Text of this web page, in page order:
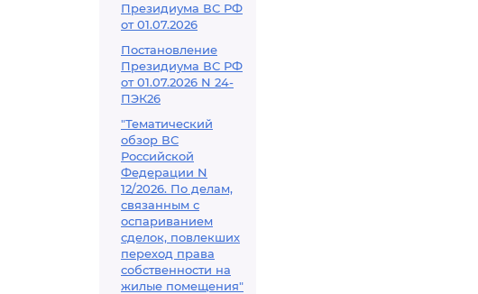
Президиума ВС РФ
от 01.07.2026
Постановление
Президиума ВС РФ
от 01.07.2026 N 24-
ПЭК26
"Тематический
обзор ВС
Российской
Федерации N
12/2026. По делам,
связанным с
оспариванием
сделок, повлекших
переход права
собственности на
жилые помещения"